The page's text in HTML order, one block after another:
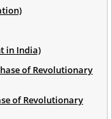
in India)
Phase of Revolutionary
of Revolutionary